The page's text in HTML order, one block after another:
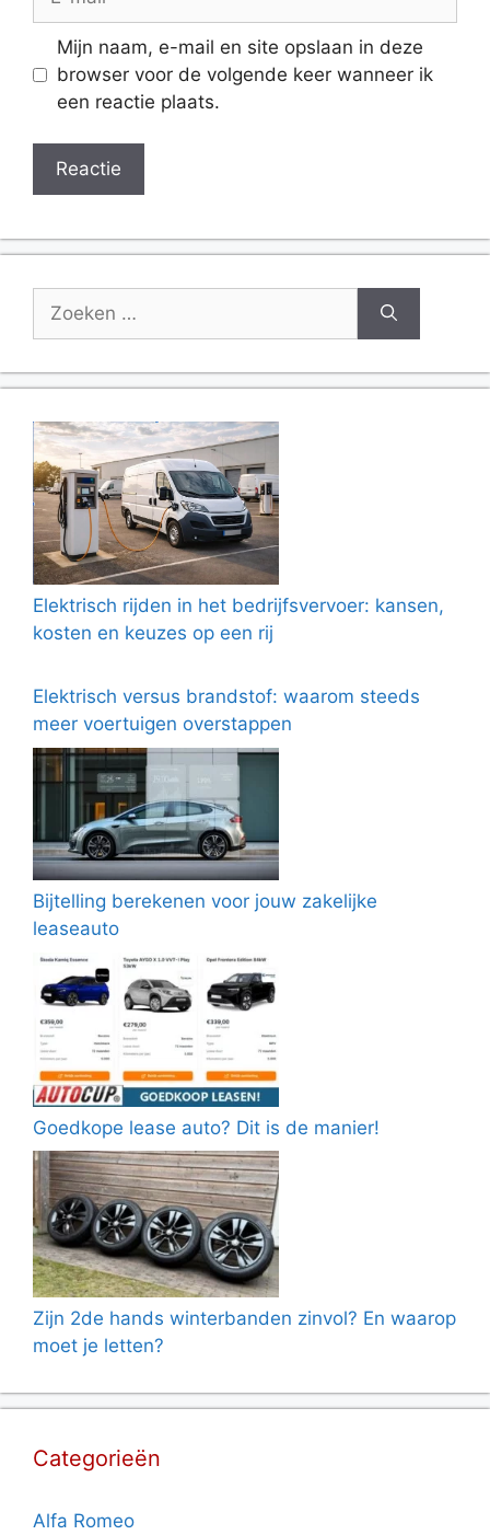
mail
Website
Mijn naam, e-mail en site opslaan in deze
browser voor de volgende keer wanneer ik
een reactie plaats.
Zoek
Elektrisch rijden in het bedrijfsvervoer: kansen,
kosten en keuzes op een rij
Elektrisch versus brandstof: waarom steeds
meer voertuigen overstappen
Bijtelling berekenen voor jouw zakelijke
leaseauto
Goedkope lease auto? Dit is de manier!
Zijn 2de hands winterbanden zinvol? En waarop
moet je letten?
Categorieën
Alfa Romeo